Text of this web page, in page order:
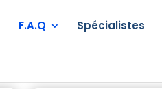
F.A.Q Spécialistes